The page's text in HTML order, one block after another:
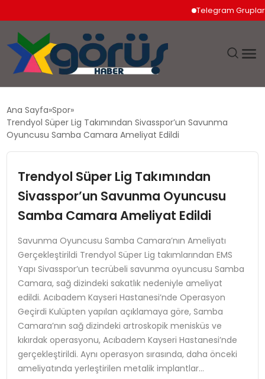
Telegram Grupları
EKONOMI
MAGAZIN
SPOR
TEKNOLOJI
YAŞAM
Ana Sayfa Spor
Trendyol Süper Lig Takımından Sivasspor’un Savunma
Oyuncusu Samba Camara Ameliyat Edildi
Trendyol Süper Lig Takımından
Sivasspor’un Savunma Oyuncusu
Samba Camara Ameliyat Edildi
Savunma Oyuncusu Samba Camara’nın Ameliyatı
Gerçekleştirildi Trendyol Süper Lig takımlarından EMS
Yapı Sivasspor’un tecrübeli savunma oyuncusu Samba
Camara, sağ dizindeki sakatlık nedeniyle ameliyat
edildi. Acıbadem Kayseri Hastanesi’nde Operasyon
Geçirdi Kulüpten yapılan açıklamaya göre, Samba
Camara’nın sağ dizindeki artroskopik menisküs ve
kıkırdak operasyonu, Acıbadem Kayseri Hastanesi’nde
gerçekleştirildi. Aynı operasyon sırasında, daha önceki
ameliyatında yerleştirilen metalik implantlar…